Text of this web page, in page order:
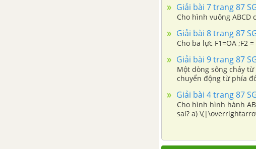
Giải bài 7 trang 87
Cho hình vuông ABCD
Giải bài 8 trang 87
Cho ba lực F1=OA ;F2
Giải bài 9 trang 87
Một dòng sông chảy
chuyển động từ phía
Giải bài 4 trang 87
Cho hình hình hành
sai? a) \(|\overrightarrow {AB} + \overrightarrow {AD} | = |\overrightarrow {AC} |\). b) \